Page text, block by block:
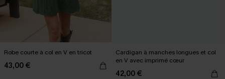
Robe courte à col en V en tricot
43,00 €
Cardigan à manches longues et col
en V avec imprimé cœur
42,00 €